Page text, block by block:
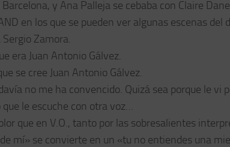
y Ana Palleja se cebaba con Claire
en los que se pueden ver algunas escenas del
Zamora.
era Juan Antonio Gálvez.
se cree Juan Antonio Gálvez.
no me ha convencido. Quizá sea porque le vi
le escuche con otra voz…
que en V.O., tanto por las sobresalientes
mí» se convierte en un «tu no entiendes una